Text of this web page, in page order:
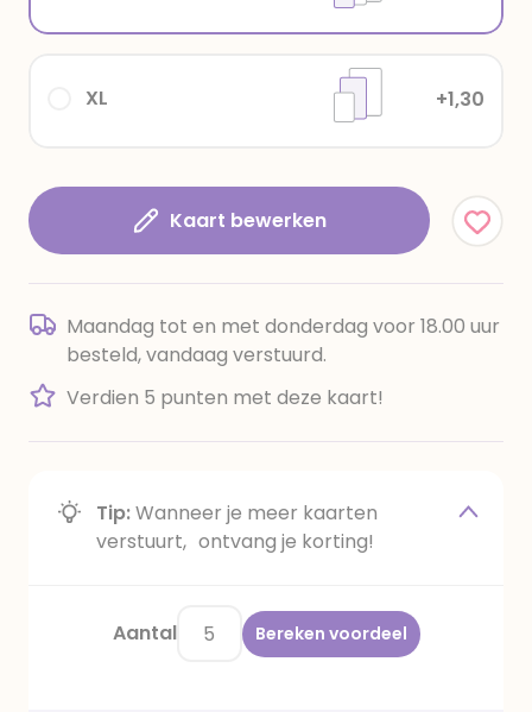
XL +1,30
Kaart bewerken
Maandag tot en met donderdag voor 18.00 uur
besteld, vandaag verstuurd.
Verdien 5 punten met deze kaart!
Tip:Wanneer je meer kaarten
verstuurt, ontvang je korting!
Aantal Bereken voordeel